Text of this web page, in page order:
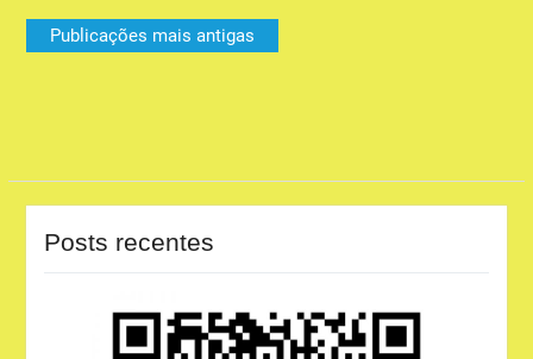
Navegação
por
Publicações mais antigas
Posts recentes